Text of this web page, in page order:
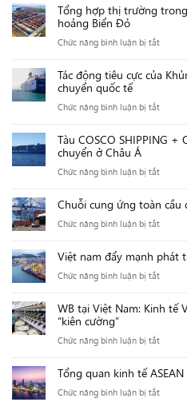
Tổng hợp thị trường
hoảng Biển Đỏ
Chức năng bình luận bị tắtở
hợp
trường
nước
trước
hoảng
Tác động tiêu cực của
chuyển quốc tế
Chức năng bình luận bị tắtở
động
cực
Khủng
hoảng
Đỏ
tới
chuyển
Tàu COSCO SHIPPING
chuyển ở Châu Á
Chức năng bình luận bị tắtở
COSCO
ONE
đẩy
dịch
vận
ở
Châu
Chuỗi cung ứng toàn
Chức năng bình luận bị tắtở
cung
ứng
cầu
gặp
thách
thức
Việt nam đẩy mạnh phát
Chức năng bình luận bị tắtở
nam
mạnh
triển
cảng
WB tại Việt Nam: Kinh tế
“kiên cường”
Chức năng bình luận bị tắtở
tại
Việt
Tổng quan kinh tế
Chức năng bình luận bị tắtở